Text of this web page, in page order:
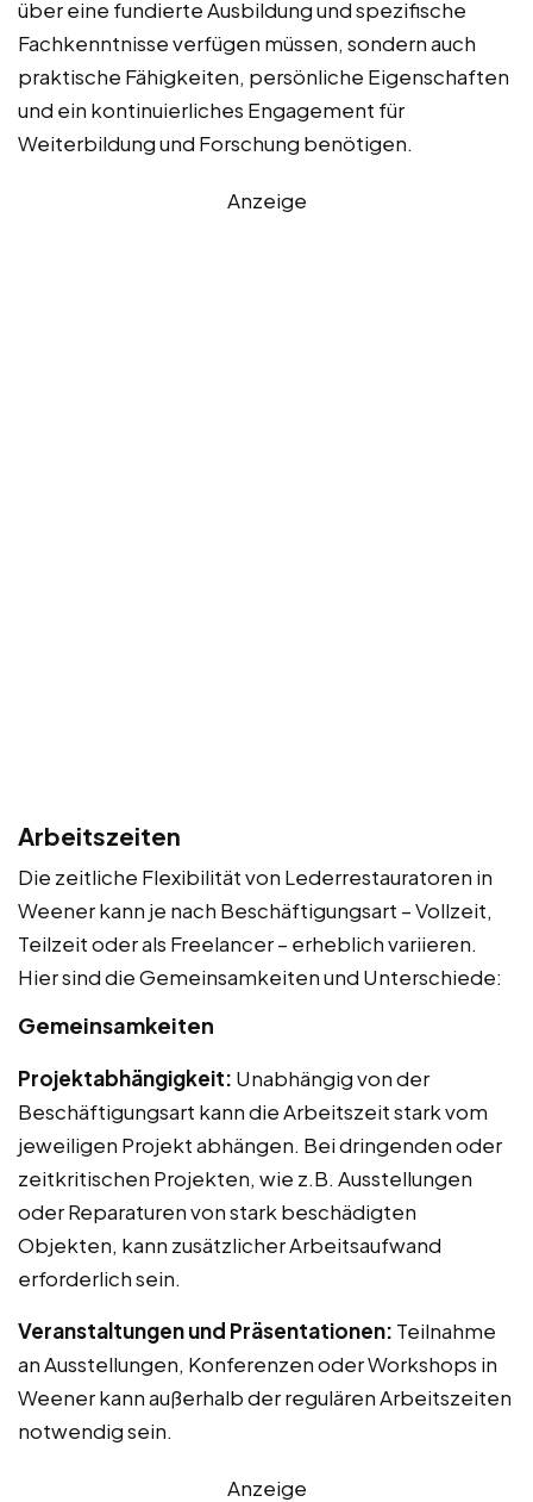
über eine fundierte Ausbildung und spezifische
Fachkenntnisse verfügen müssen, sondern auch
praktische Fähigkeiten, persönliche Eigenschaften
und ein kontinuierliches Engagement für
Weiterbildung und Forschung benötigen.
Anzeige
Arbeitszeiten
Die zeitliche Flexibilität von Lederrestauratoren in
Weener kann je nach Beschäftigungsart – Vollzeit,
Teilzeit oder als Freelancer – erheblich variieren.
Hier sind die Gemeinsamkeiten und Unterschiede:
Gemeinsamkeiten
Projektabhängigkeit: Unabhängig von der
Beschäftigungsart kann die Arbeitszeit stark vom
jeweiligen Projekt abhängen. Bei dringenden oder
zeitkritischen Projekten, wie z.B. Ausstellungen
oder Reparaturen von stark beschädigten
Objekten, kann zusätzlicher Arbeitsaufwand
erforderlich sein.
Veranstaltungen und Präsentationen: Teilnahme
an Ausstellungen, Konferenzen oder Workshops in
Weener kann außerhalb der regulären Arbeitszeiten
notwendig sein.
Anzeige